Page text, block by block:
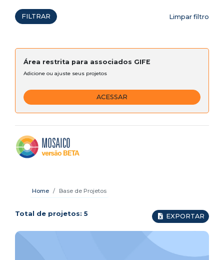
FILTRAR Limpar filtro
Área restrita para associados GIFE
Adicione ou ajuste seus projetos
ACESSAR
Home Base de Projetos
Total de projetos: 5 EXPORTAR